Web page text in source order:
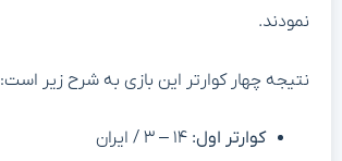
نمودند.
نتیجه چهار کوارتر این بازی به شرح زیر است:
کوارتر اول: